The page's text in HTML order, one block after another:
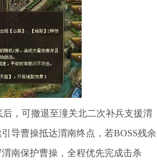
，可撤退至潼关北二次补兵支援渭
导曹操抵达渭南终点，若BOSS残余
南保护曹操，全程优先完成击杀